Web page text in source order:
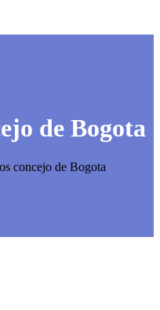
de Bogota
concejo de Bogota